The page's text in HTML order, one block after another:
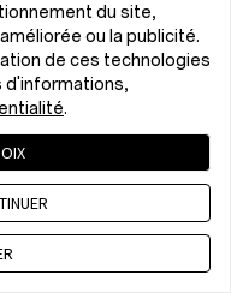
du site,
ou la publicité.
de ces technologies
d'informations,
.